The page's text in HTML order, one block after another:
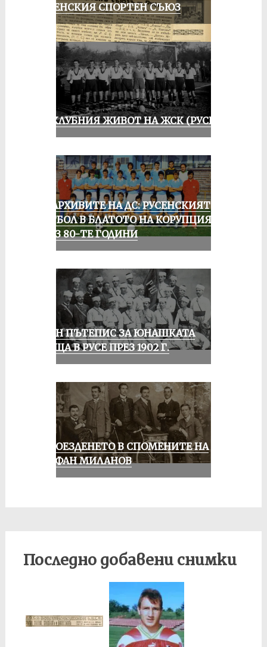
РУСЕНСКИЯ СПОРТЕН СЪЮЗ
ИЗ КЛУБНИЯ ЖИВОТ НА ЖСК (РУСЕ)
ИЗ АРХИВИТЕ НА ДС: РУСЕНСКИЯТ
ФУТБОЛ В БЛАТОТО НА КОРУПЦИЯТА
ПРЕЗ 80-ТЕ ГОДИНИ
ЕДИН ПЪТЕПИС ЗА ЮНАШКАТА
СРЕЩА В РУСЕ ПРЕЗ 1902 Г.
КОЛОЕЗДЕНЕТО В СПОМЕНИТЕ НА
СТЕФАН МИЛАНОВ
Последно добавени снимки